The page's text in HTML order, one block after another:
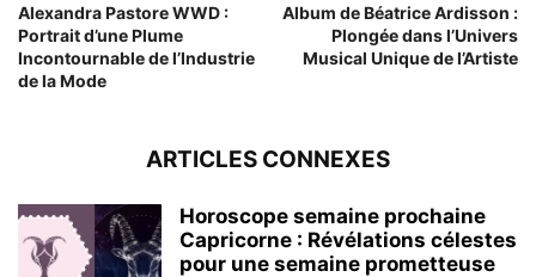
Alexandra Pastore WWD :
Portrait d’une Plume
Incontournable de l’Industrie
de la Mode
Album de Béatrice Ardisson :
Plongée dans l’Univers
Musical Unique de l’Artiste
ARTICLES CONNEXES
Horoscope semaine prochaine
Capricorne : Révélations célestes
pour une semaine prometteuse